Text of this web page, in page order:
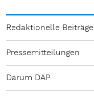
Redaktionelle Beiträge
Pressemitteilungen
Darum DAP